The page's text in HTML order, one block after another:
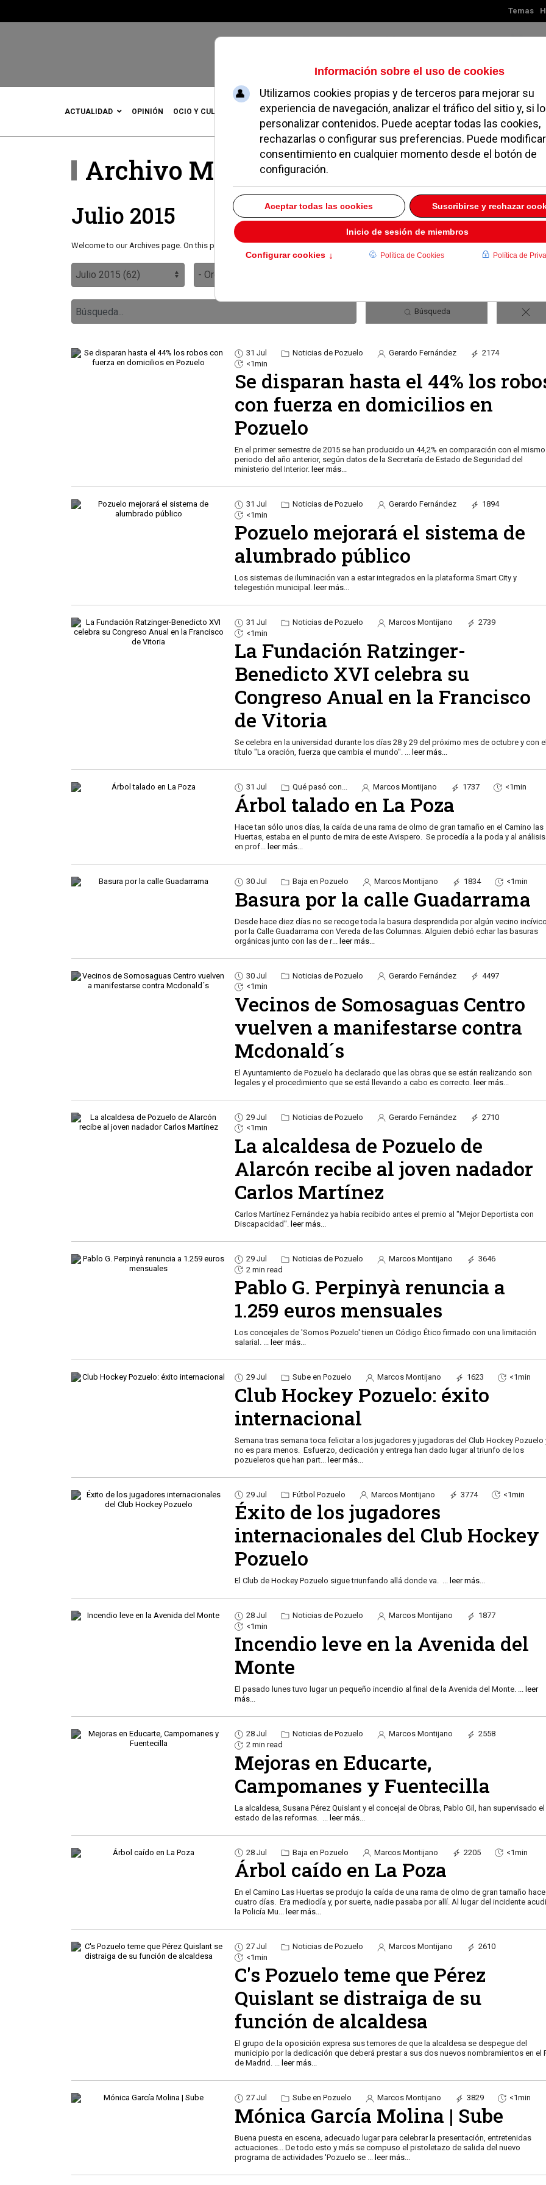
Temas
Viernes, 07 de agosto de 2026
ACTUALIDAD OPINIÓN OCIO Y CULTURA DEPORTES MADRID NOROESTE SOCIEDAD MAGAZINE SERVICIOS
Archivo Mensual
Julio 2015
Welcome to our Archives page. On this page you will find totaly62of our articles broken down into Months and Years.
Búsqueda
31 Jul Noticias de Pozuelo Gerardo Fernández
2174
<1min
Se disparan hasta el 44% los
con fuerza en domicilios en
Pozuelo
En el primer semestre de 2015 se han producido un 44,2% en comparación con el mismo
periodo del año anterior, según datos de la Secretaría de Estado de Seguridad del
ministerio del Interior. leer más...
31 Jul Noticias de Pozuelo Gerardo Fernández
1894
<1min
Pozuelo mejorará el sistema de
alumbrado público
Los sistemas de iluminación van a estar integrados en la plataforma Smart City y
telegestión municipal. leer más...
31 Jul Noticias de Pozuelo Marcos Montijano
2739
<1min
La Fundación Ratzinger-
Benedicto XVI celebra su
Congreso Anual en la Francisco
de Vitoria
Se celebra en la universidad durante los días 28 y 29 del próximo mes de octubre y con
título "La oración, fuerza que cambia el mundo". ... leer más...
31 Jul Qué pasó con... Marcos Montijano 1737 <1min
Árbol talado en La Poza
Hace tan sólo unos días, la caída de una rama de olmo de gran tamaño en el Camino las
Huertas, estaba en el punto de mira de este Avispero. Se procedía a la poda y al análisis
en prof... leer más...
30 Jul Baja en Pozuelo Marcos Montijano 1834 <1min
Basura por la calle Guadarrama
Desde hace diez días no se recoge toda la basura desprendida por algún vecino
por la Calle Guadarrama con Vereda de las Columnas. Alguien debió echar las basuras
orgánicas junto con las de r... leer más...
30 Jul Noticias de Pozuelo Gerardo Fernández
4497
<1min
Vecinos de Somosaguas Centro
vuelven a manifestarse contra
Mcdonald´s
El Ayuntamiento de Pozuelo ha declarado que las obras que se están realizando son
legales y el procedimiento que se está llevando a cabo es correcto.
leer más...
29 Jul Noticias de Pozuelo Gerardo Fernández
2710
<1min
La alcaldesa de Pozuelo de
Alarcón recibe al joven nadador
Carlos Martínez
Carlos Martínez Fernández ya había recibido antes el premio al "Mejor Deportista con
Discapacidad".
leer más...
29 Jul Noticias de Pozuelo Marcos Montijano
3646
2 min read
Pablo G. Perpinyà renuncia a
1.259 euros mensuales
Los concejales de 'Somos Pozuelo' tienen un Código Ético firmado con una limitación
salarial. ... leer más...
29 Jul Sube en Pozuelo Marcos Montijano 1623 <1min
Club Hockey Pozuelo: éxito
internacional
Semana tras semana toca felicitar a los jugadores y jugadoras del Club Hockey Pozuelo
no es para menos. Esfuerzo, dedicación y entrega han dado lugar al triunfo de los
pozueleros que han part
leer más...
29 Jul Fútbol Pozuelo Marcos Montijano 3774 <1min
Éxito de los jugadores
internacionales del Club Hockey
Pozuelo
El Club de Hockey Pozuelo sigue triunfando allá donde va. ... leer más...
28 Jul Noticias de Pozuelo Marcos Montijano
1877
<1min
Incendio leve en la Avenida del
Monte
El pasado lunes tuvo lugar un pequeño incendio al final de la Avenida del Monte. ... leer
más...
28 Jul Noticias de Pozuelo Marcos Montijano
2558
2 min read
Mejoras en Educarte,
Campomanes y Fuentecilla
La alcaldesa, Susana Pérez Quislant y el concejal de Obras, Pablo Gil, han supervisado el
estado de las reformas.
leer más...
28 Jul Baja en Pozuelo Marcos Montijano 2205 <1min
Árbol caído en La Poza
En el Camino Las Huertas se produjo la caída de una rama de olmo de gran tamaño hace
cuatro días. Era mediodía y, por suerte, nadie pasaba por allí. Al lugar del incidente
la Policía Mu... leer más...
27 Jul Noticias de Pozuelo Marcos Montijano
2610
<1min
C's Pozuelo teme que Pérez
Quislant se distraiga de su
función de alcaldesa
El grupo de la oposición expresa sus temores de que la alcaldesa se despegue del
municipio por la dedicación que deberá prestar a sus dos nuevos nombramientos en el
de Madrid. ... leer más...
27 Jul Sube en Pozuelo Marcos Montijano 3829 <1min
Mónica García Molina | Sube
Buena puesta en escena, adecuado lugar para celebrar la presentación, entretenidas
actuaciones... De todo esto y más se compuso el pistoletazo de salida del nuevo
programa de actividades 'Pozuelo se
leer más...